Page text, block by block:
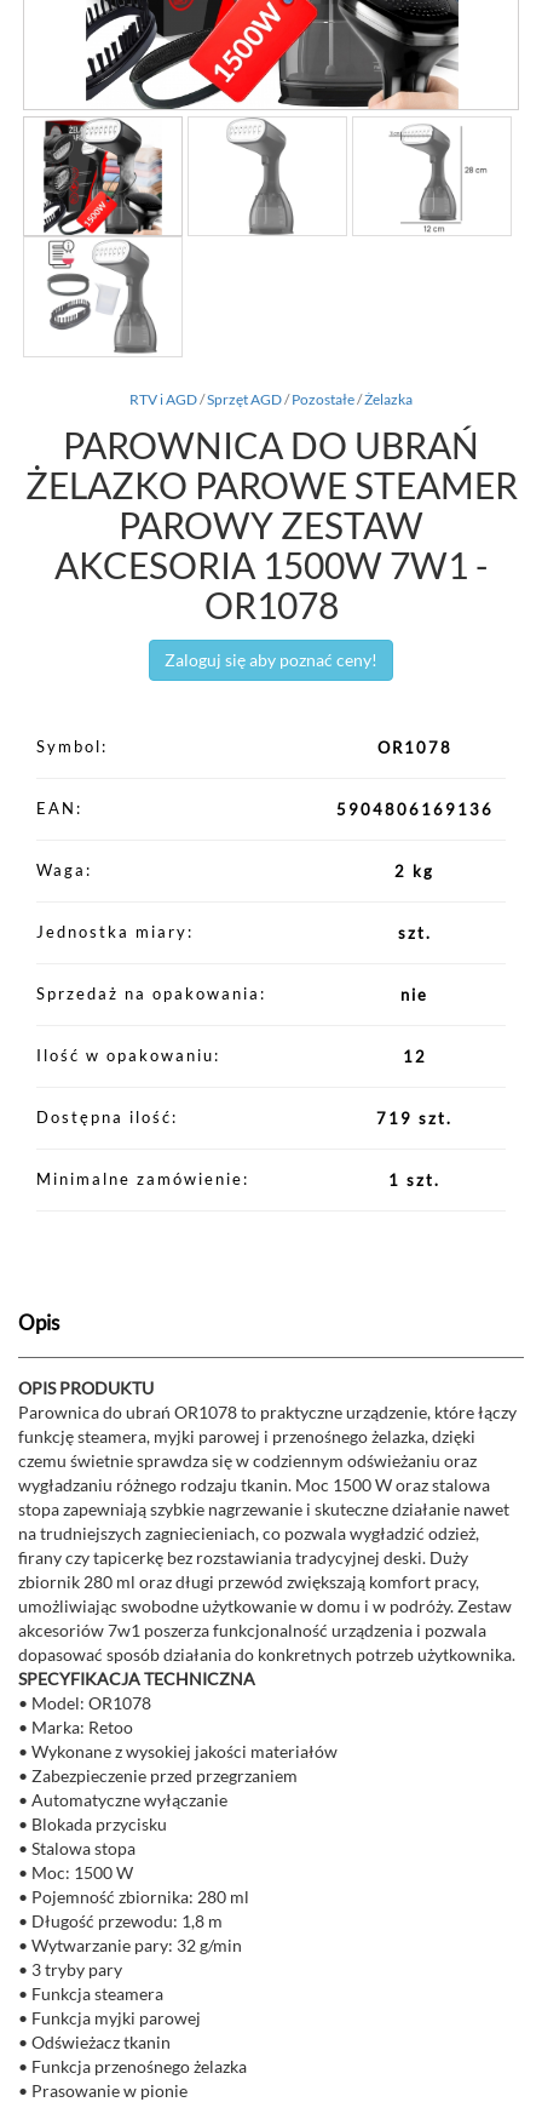
RTV i AGD/Sprzęt AGD/Pozostałe/Żelazka
PAROWNICA DO UBRAŃ
ŻELAZKO PAROWE STEAMER
PAROWY ZESTAW
AKCESORIA 1500W 7W1 -
OR1078
Zaloguj się aby poznać ceny!
Symbol OR1078
EAN 5904806169136
Waga 2 kg
Jednostka miary szt.
Sprzedaż na opakowania nie
Ilość w opakowaniu 12
Dostępna ilość 719 szt.
Minimalne zamówienie 1 szt.
Opis
OPIS PRODUKTU
Parownica do ubrań OR1078 to praktyczne urządzenie, które łączy
funkcję steamera, myjki parowej i przenośnego żelazka, dzięki
czemu świetnie sprawdza się w codziennym odświeżaniu oraz
wygładzaniu różnego rodzaju tkanin. Moc 1500 W oraz stalowa
stopa zapewniają szybkie nagrzewanie i skuteczne działanie nawet
na trudniejszych zagniecieniach, co pozwala wygładzić odzież,
firany czy tapicerkę bez rozstawiania tradycyjnej deski. Duży
zbiornik 280 ml oraz długi przewód zwiększają komfort pracy,
umożliwiając swobodne użytkowanie w domu i w podróży. Zestaw
akcesoriów 7w1 poszerza funkcjonalność urządzenia i pozwala
dopasować sposób działania do konkretnych potrzeb użytkownika.
SPECYFIKACJA TECHNICZNA
• Model: OR1078
• Marka: Retoo
• Wykonane z wysokiej jakości materiałów
• Zabezpieczenie przed przegrzaniem
• Automatyczne wyłączanie
• Blokada przycisku
• Stalowa stopa
• Moc: 1500 W
• Pojemność zbiornika: 280 ml
• Długość przewodu: 1,8 m
• Wytwarzanie pary: 32 g/min
• 3 tryby pary
• Funkcja steamera
• Funkcja myjki parowej
• Odświeżacz tkanin
• Funkcja przenośnego żelazka
• Prasowanie w pionie